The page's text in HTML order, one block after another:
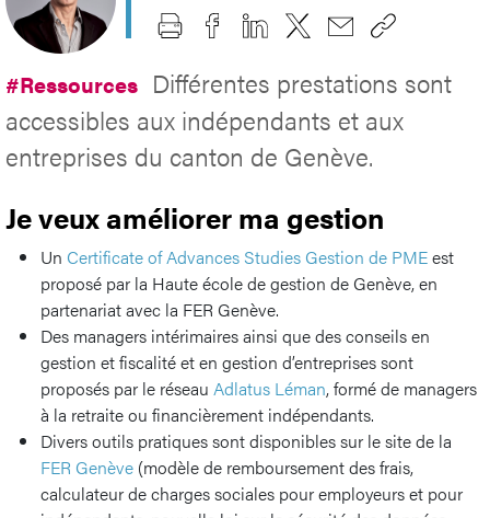
#Ressources Différentes prestations sont
accessibles aux indépendants et aux
entreprises du canton de Genève.
Je veux améliorer ma gestion
Un Certificate of Advances Studies Gestion de PMEest
proposé par la Haute école de gestion de Genève, en
partenariat avec la FER Genève.
Des managers intérimaires ainsi que des conseils en
gestion et fiscalité et en gestion d’entreprises sont
proposés par le réseau Adlatus Léman, formé de managers
à la retraite ou financièrement indépendants.
Divers outils pratiques sont disponibles sur le site de la
FER Genève (modèle de remboursement des frais,
calculateur de charges sociales pour employeurs et pour